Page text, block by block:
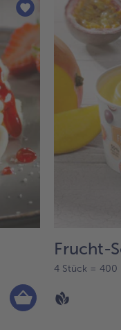
Frucht-
4 Stück = 400